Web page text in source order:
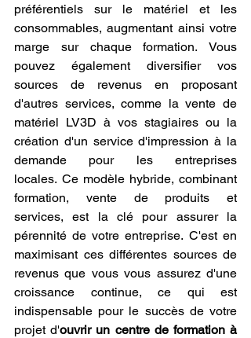
préférentiels sur le matériel et les
consommables, augmentant ainsi votre
marge sur chaque formation. Vous
pouvez également diversifier vos
sources de revenus en proposant
d'autres services, comme la vente de
matériel LV3D à vos stagiaires ou la
création d'un service d'impression à la
demande pour les entreprises
locales. Ce modèle hybride, combinant
formation, vente de produits et
services, est la clé pour assurer la
pérennité de votre entreprise. C'est en
maximisant ces différentes sources de
revenus que vous vous assurez d'une
croissance continue, ce qui est
indispensable pour le succès de votre
projet d'ouvrir un centre de formation à